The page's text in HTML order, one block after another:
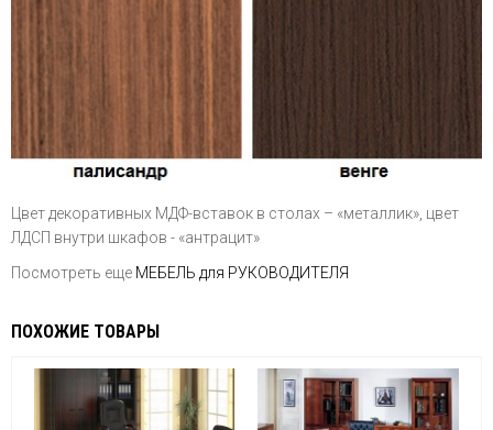
Цвет декоративных МДФ-вставок в столах – «металлик», цвет
ЛДСП внутри шкафов - «антрацит»
Посмотреть еще МЕБЕЛЬ для РУКОВОДИТЕЛЯ
ПОХОЖИЕ ТОВАРЫ